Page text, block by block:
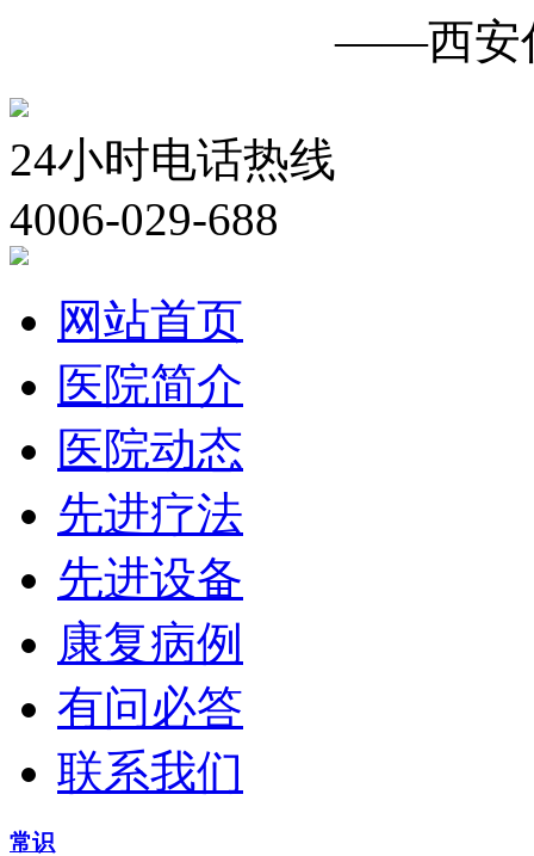
白癜风诊疗中心——西安
24小时电话热线
4006-029-688
网站首页
医院简介
医院动态
先进疗法
先进设备
康复病例
有问必答
联系我们
常识